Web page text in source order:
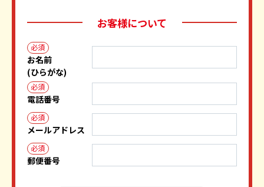
お客様について
必須
お名前
(ひらがな)
必須
電話番号
必須
メールアドレス
必須
郵便番号